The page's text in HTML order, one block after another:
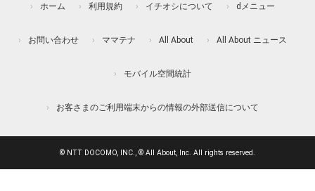
ホーム 利用規約 イチオシについて dメニュー
お問い合わせ ママテナ All About All About ニュース
モバイル空間統計
お客さまのご利用端末からの情報の外部送信について
© NTT DOCOMO, INC., © All About, Inc. All rights reserved.